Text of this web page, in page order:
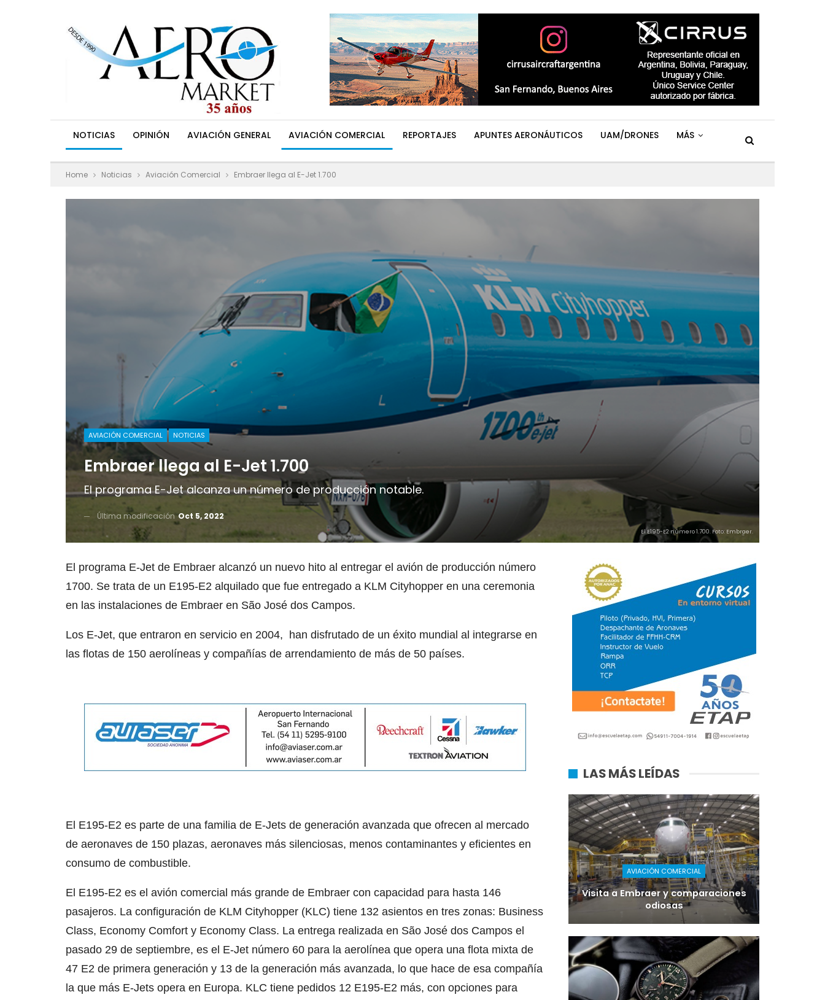
NOTICIAS OPINIÓN AVIACIÓN GENERAL AVIACIÓN COMERCIAL REPORTAJES APUNTES AERONÁUTICOS UAM/DRONES MÁS
Home Noticias Aviación Comercial Embraer llega al E-Jet 1.700
AVIACIÓN COMERCIAL NOTICIAS
Embraer llega al E-Jet 1.700
El programa E-Jet alcanza un número de producción notable.
Última modificaciónOct 5, 2022
El E195-E2 número 1.700. Foto: Embraer.
El programa E-Jet de Embraer alcanzó un nuevo hito al entregar el avión de producción número
1700. Se trata de un E195-E2 alquilado que fue entregado a KLM Cityhopper en una ceremonia
en las instalaciones de Embraer en São José dos Campos.
Los E-Jet, que entraron en servicio en 2004, han disfrutado de un éxito mundial al integrarse en
las flotas de 150 aerolíneas y compañías de arrendamiento de más de 50 países.
El E195-E2 es parte de una familia de E-Jets de generación avanzada que ofrecen al mercado
de aeronaves de 150 plazas, aeronaves más silenciosas, menos contaminantes y eficientes en
consumo de combustible.
El E195-E2 es el avión comercial más grande de Embraer con capacidad para hasta 146
pasajeros. La configuración de KLM Cityhopper (KLC) tiene 132 asientos en tres zonas: Business
Class, Economy Comfort y Economy Class. La entrega realizada en São José dos Campos el
pasado 29 de septiembre, es el E-Jet número 60 para la aerolínea que opera una flota mixta de
47 E2 de primera generación y 13 de la generación más avanzada, lo que hace de esa compañía
la que más E-Jets opera en Europa. KLC tiene pedidos 12 E195-E2 más, con opciones para
LAS MÁS LEÍDAS
AVIACIÓN COMERCIAL
Visita a Embraer y comparaciones
odiosas